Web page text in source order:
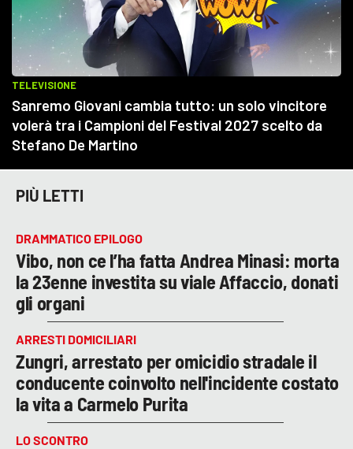
PIÙ LETTI
DRAMMATICO EPILOGO
Vibo, non ce l’ha fatta Andrea Minasi: morta
la 23enne investita su viale Affaccio, donati
gli organi
ARRESTI DOMICILIARI
Zungri, arrestato per omicidio stradale il
conducente coinvolto nell'incidente costato
la vita a Carmelo Purita
LO SCONTRO